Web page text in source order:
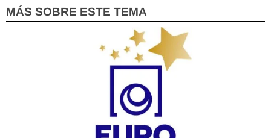
MÁS SOBRE ESTE TEMA